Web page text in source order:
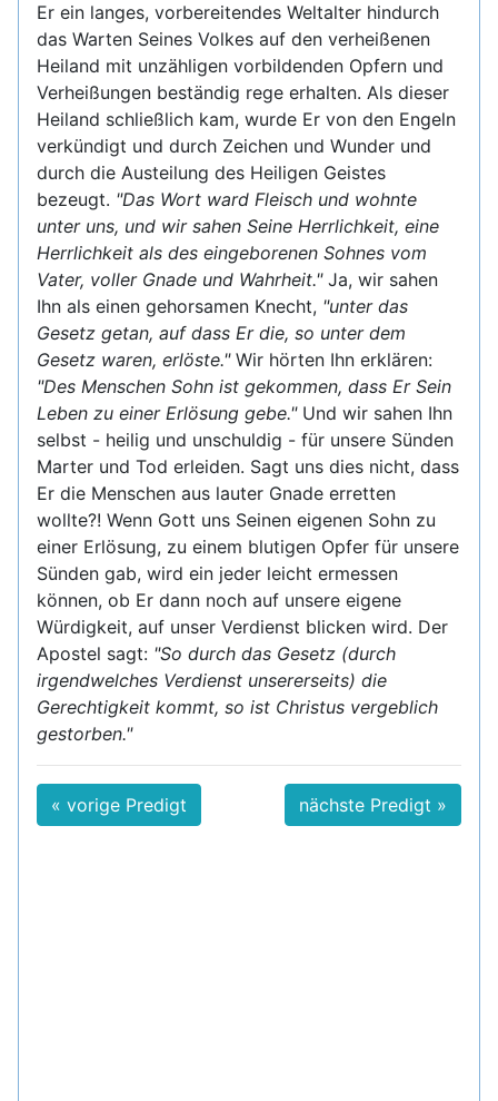
Er ein langes, vorbereitendes Weltalter hindurch
das Warten Seines Volkes auf den verheißenen
Heiland mit unzähligen vorbildenden Opfern und
Verheißungen beständig rege erhalten. Als dieser
Heiland schließlich kam, wurde Er von den Engeln
verkündigt und durch Zeichen und Wunder und
durch die Austeilung des Heiligen Geistes
bezeugt. "Das Wort ward Fleisch und wohnte
unter uns, und wir sahen Seine Herrlichkeit, eine
Herrlichkeit als des eingeborenen Sohnes vom
Vater, voller Gnade und Wahrheit."Ja, wir sahen
Ihn als einen gehorsamen Knecht, "unter das
Gesetz getan, auf dass Er die, so unter dem
Gesetz waren, erlöste."Wir hörten Ihn erklären:
"Des Menschen Sohn ist gekommen, dass Er Sein
Leben zu einer Erlösung gebe."Und wir sahen Ihn
selbst - heilig und unschuldig - für unsere Sünden
Marter und Tod erleiden. Sagt uns dies nicht, dass
Er die Menschen aus lauter Gnade erretten
wollte?! Wenn Gott uns Seinen eigenen Sohn zu
einer Erlösung, zu einem blutigen Opfer für unsere
Sünden gab, wird ein jeder leicht ermessen
können, ob Er dann noch auf unsere eigene
Würdigkeit, auf unser Verdienst blicken wird. Der
Apostel sagt: "So durch das Gesetz (durch
irgendwelches Verdienst unsererseits) die
Gerechtigkeit kommt, so ist Christus vergeblich
gestorben."
« vorige Predigt nächste Predigt »